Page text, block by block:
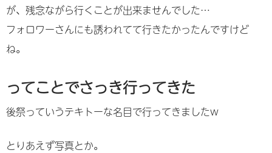
が、残念ながら行くことが出来ませんでした…
フォロワーさんにも誘われてて行きたかったんですけど
ね。
ってことでさっき行ってきた
後祭っていうテキトーな名目で行ってきましたw
とりあえず写真とか。